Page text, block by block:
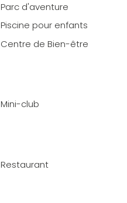
Parc d'aventure
Piscine pour enfants
Centre de Bien-être
Mini-club
Restaurant